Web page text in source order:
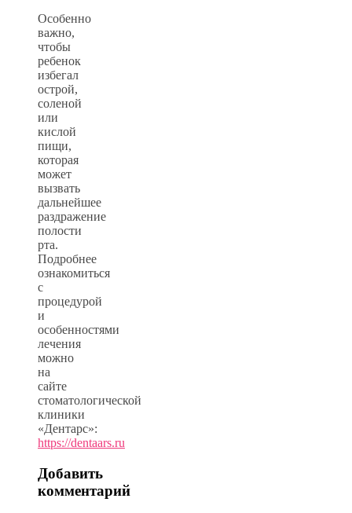
Особенно
важно,
чтобы
ребенок
избегал
острой,
соленой
или
кислой
пищи,
которая
может
вызвать
дальнейшее
раздражение
полости
рта.
Подробнее
ознакомиться
с
процедурой
и
особенностями
лечения
можно
на
сайте
стоматологической
клиники
«Дентарс»:
https://dentaars.ru
Добавить
комментарий